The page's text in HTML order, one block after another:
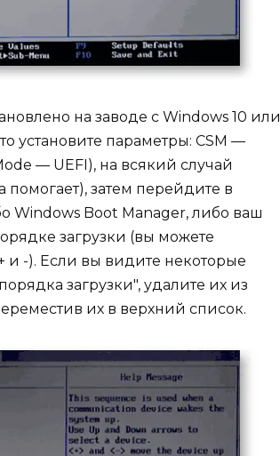
на заводе с Windows 10 или
установите параметры: CSM —
— UEFI), на всякий случай
затем перейдите в
Windows Boot Manager, либо ваш
загрузки (вы можете
-). Если вы видите некоторые
загрузки", удалите их из
их в верхний список.